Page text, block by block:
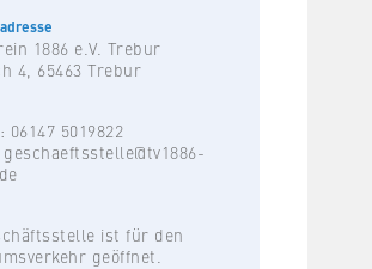
1886 e.V. Trebur
4, 65463 Trebur
06147 5019822
geschaeftsstelle@tv1886-
ist für den
geöffnet.